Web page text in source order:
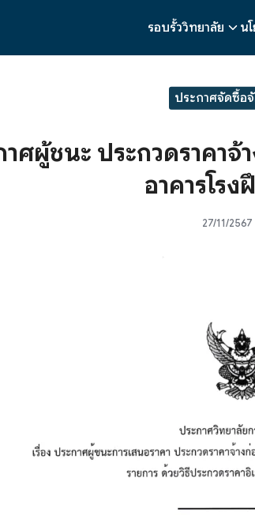
รอบรั้ววิทยาลัย น
ประกาศจัดซื้อ
าศผู้ชนะ ประกวดราคา
อาคารโรง
27/11/2567